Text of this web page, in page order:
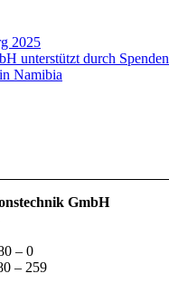
2025
unterstützt durch Spenden
Namibia
GmbH
– 0
– 259